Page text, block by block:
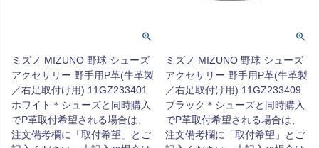
ミズノ MIZUNO 野球 シューズ
アクセサリー 野手用P革(牛革製
／右足取付け用) 11GZ233401
ホワイト＊シューズと同時購入
でP革取付希望される場合は、
注文備考欄に「取付希望」とご
ミズノ MIZUNO 野球 シューズ
アクセサリー 野手用P革(牛革製
／右足取付け用) 11GZ233409
ブラック＊シューズと同時購入
でP革取付希望される場合は、
注文備考欄に「取付希望」とご